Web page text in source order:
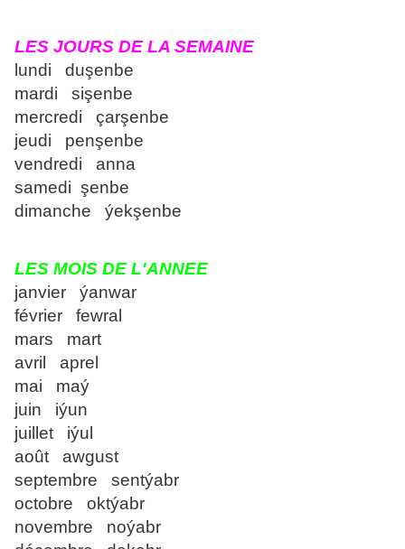
LES JOURS DE LA SEMAINE
lundi duşenbe
mardi sişenbe
mercredi çarşenbe
jeudi penşenbe
vendredi anna
samedi şenbe
dimanche ýekşenbe
LES MOIS DE L'ANNEE
janvier ýanwar
février fewral
mars mart
avril aprel
mai maý
juin iýun
juillet iýul
août awgust
septembre sentýabr
octobre oktýabr
novembre noýabr